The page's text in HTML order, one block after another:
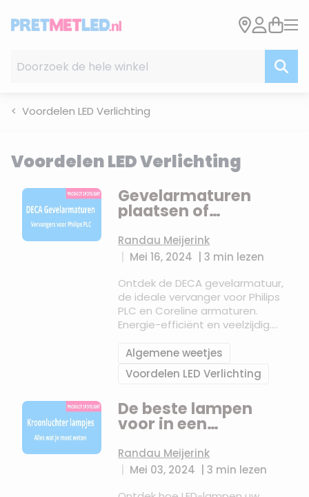
Voordelen LED Verlichting
Voordelen LED Verlichting
Gevelarmaturen
plaatsen of
vervangen
Randau Meijerink
Mei 16, 2024 |3 min lezen
Ontdek de DECA gevelarmatuur,
de ideale vervanger voor Philips
PLC en Coreline armaturen.
Energie-efficiënt en veelzijdig.
Algemene weetjes
Voordelen LED Verlichting
De beste lampen
voor in een
Randau Meijerink
Mei 03, 2024 |3 min lezen